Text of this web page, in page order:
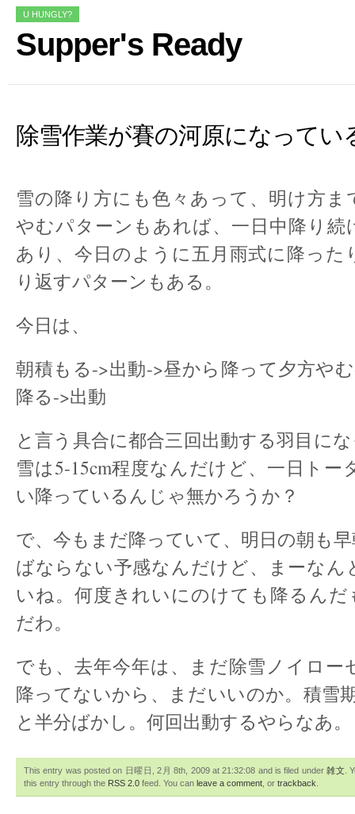
U HUNGLY?
Supper's Ready
除雪作業が賽の河原になってい
雪の降り方にも色々あって、明け方ま
やむパターンもあれば、一日中降り続
あり、今日のように五月雨式に降った
り返すパターンもある。
今日は、
朝積もる->出動->昼から降って夕方や
降る->出動
と言う具合に都合三回出動する羽目に
雪は5-15cm程度なんだけど、一日トー
い降っているんじゃ無かろうか？
で、今もまだ降っていて、明日の朝も
ばならない予感なんだけど、まーなん
いね。何度きれいにのけても降るんだ
だわ。
でも、去年今年は、まだ除雪ノイロー
降ってないから、まだいいのか。積雪
と半分ばかし。何回出動するやらなあ。
This entry was posted on 日曜日, 2月 8th, 2009 at 21:32:08 and is filed under雑文 .
this entry through the RSS 2.0 feed. You can leave a comment , or trackback